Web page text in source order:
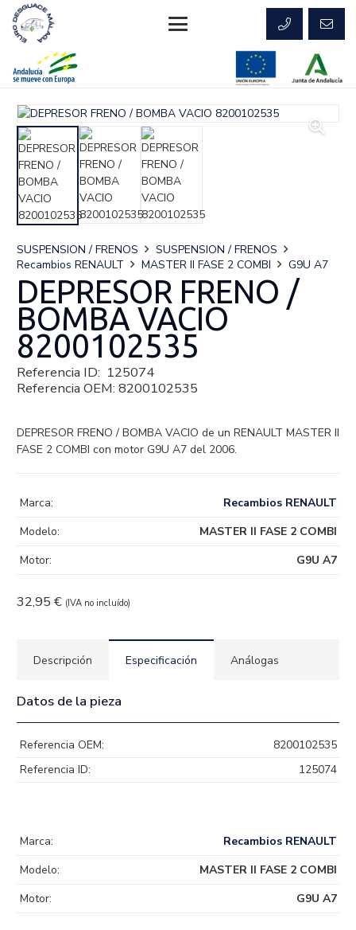
SUSPENSION / FRENOS
SUSPENSION / FRENOS
Recambios RENAULT
MASTER II FASE 2 COMBI G9U A7
DEPRESOR FRENO /
BOMBA VACIO
8200102535
Referencia ID: 125074
Referencia OEM: 8200102535
DEPRESOR FRENO / BOMBA VACIO de un RENAULT MASTER II
FASE 2 COMBI con motor G9U A7 del 2006.
32,95 € (IVA no incluído)
Marca:
Recambios RENAULT
Modelo:
MASTER II FASE 2 COMBI
Motor:
G9U A7
Descripción Especificación Análogas
Datos de la pieza
Referencia OEM:
8200102535
Referencia ID:
125074
Marca:
Recambios RENAULT
Modelo:
MASTER II FASE 2 COMBI
Motor:
G9U A7